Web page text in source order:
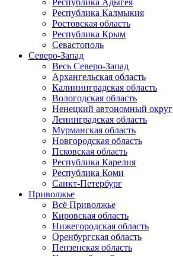
Республика Адыгея
Республика Калмыкия
Ростовская область
Республика Крым
Севастополь
Северо-Запад
Весь Северо-Запад
Архангельская область
Калининградская область
Вологодская область
Ненецкий автономный округ
Ленинградская область
Мурманская область
Новгородская область
Псковская область
Республика Карелия
Республика Коми
Санкт-Петербург
Приволжье
Всё Приволжье
Кировская область
Нижегородская область
Оренбургская область
Пензенская область